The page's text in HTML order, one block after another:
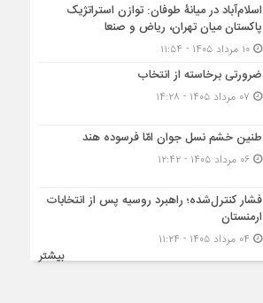
اسلام‌آباد در میانۀ طوفان: توازن استراتژیک
پاکستان میان تهران، ریاض و صنعا
۱۰ مرداد ۱۴۰۵ - ۱۱:۵۴
ضرورتی برخاسته از انتخاب
طنین خشم نسل جوان امّا فرسوده هند
۰۶ مرداد ۱۴۰۵ - ۱۲:۴۲
فشار کنترل‌شده؛ راهبرد روسیه پس از انتخابات
ارمنستان
بیشتر